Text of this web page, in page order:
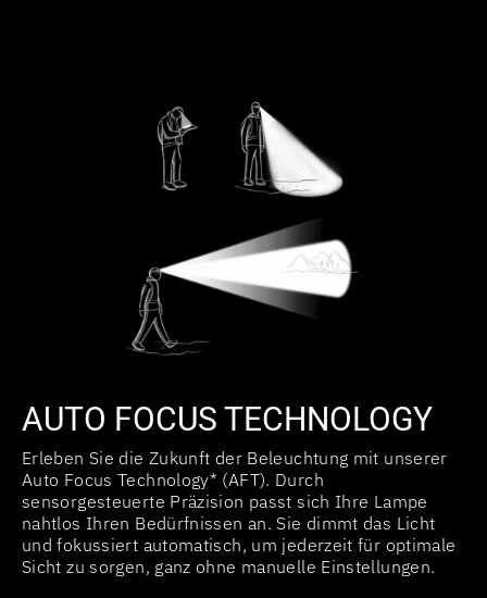
AUTO FOCUS TECHNOLOGY
Erleben Sie die Zukunft der Beleuchtung mit unserer
Auto Focus Technology* (AFT). Durch
sensorgesteuerte Präzision passt sich Ihre Lampe
nahtlos Ihren Bedürfnissen an. Sie dimmt das Licht
und fokussiert automatisch, um jederzeit für optimale
Sicht zu sorgen, ganz ohne manuelle Einstellungen.